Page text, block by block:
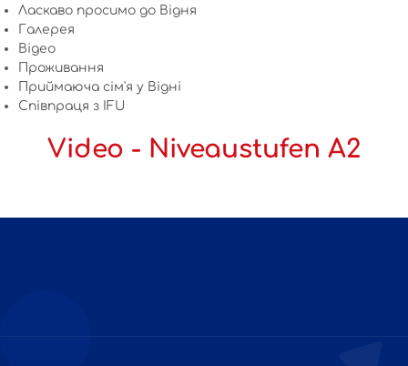
Ласкаво просимо до Відня
Галерея
Відео
Проживання
Приймаюча сім'я у Відні
Співпраця з IFU
Video - Niveaustufen A2